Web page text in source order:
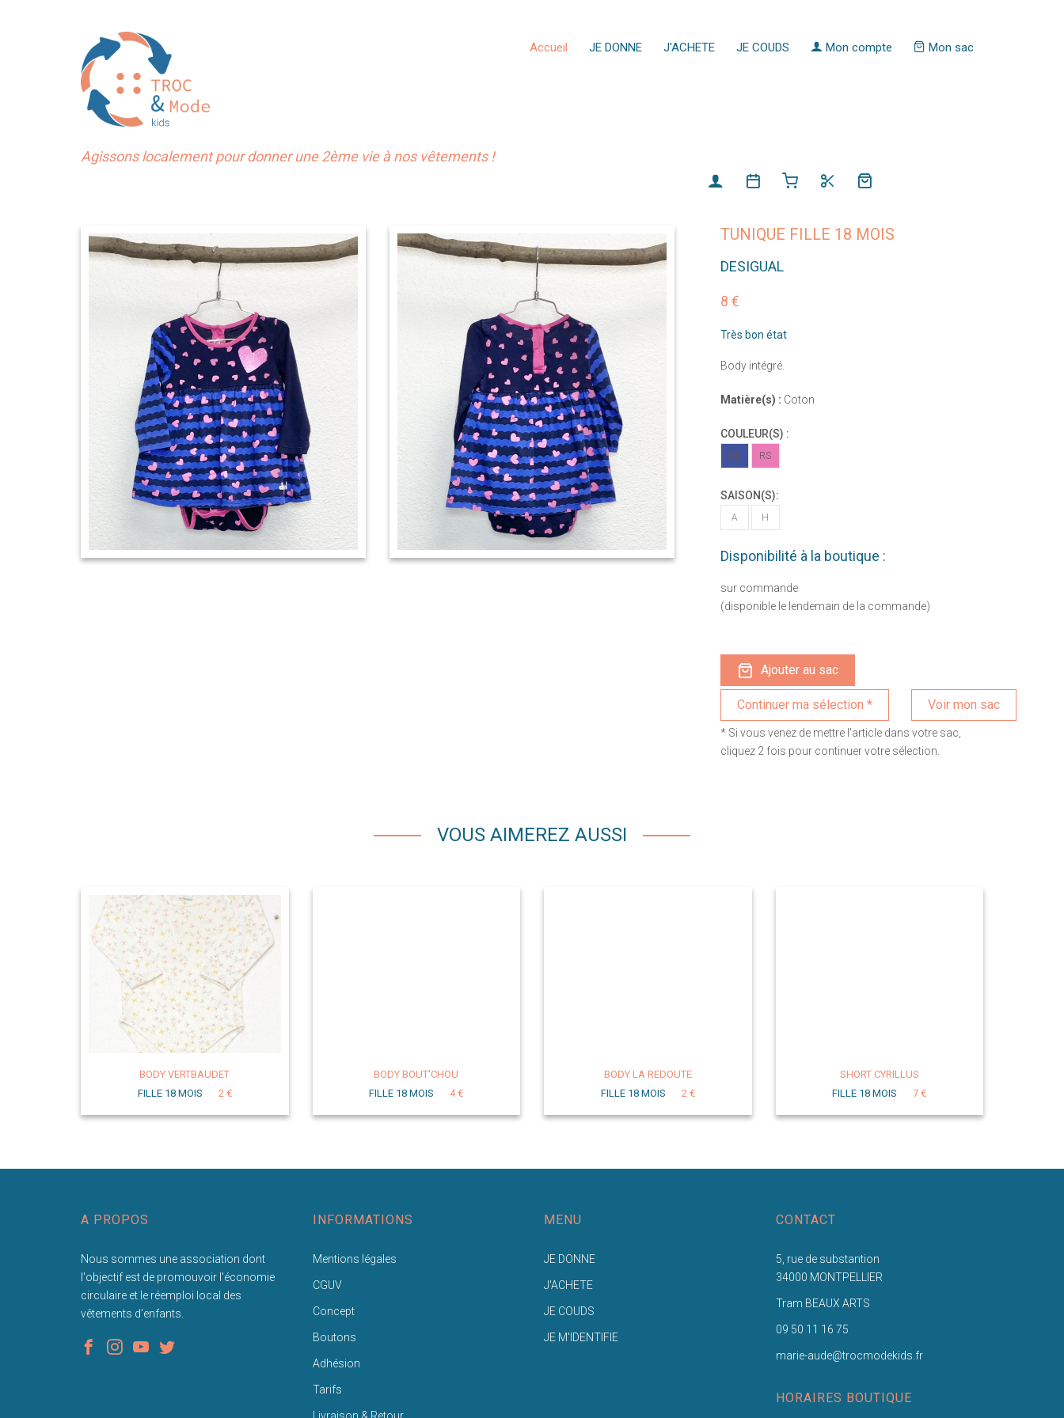
Accueil JE DONNE J'ACHETE JE COUDS Mon compte Mon sac
Agissons localement pour donner une 2ème vie à nos vêtements !
TUNIQUE FILLE 18 MOIS
DESIGUAL
8 €
Très bon état
Body intégré.
Matière(s) : Coton
COULEUR(S) :
BL RS
SAISON(S):
A H
Disponibilité à la boutique :
sur commande
(disponible le lendemain de la commande)
Ajouter au sac
Voir mon sac
* Si vous venez de mettre l'article dans votre sac,
cliquez 2 fois pour continuer votre sélection.
VOUS AIMEREZ AUSSI
BODY VERTBAUDET
FILLE 18 MOIS
2 €
BODY BOUT'CHOU
FILLE 18 MOIS
4 €
BODY LA REDOUTE
FILLE 18 MOIS
2 €
SHORT CYRILLUS
FILLE 18 MOIS
7 €
A PROPOS
Nous sommes une association dont
l'objectif est de promouvoir l'économie
circulaire et le réemploi local des
vêtements d'enfants.
INFORMATIONS
Mentions légales
CGUV
Concept
Boutons
Adhésion
Tarifs
MENU
JE DONNE
J'ACHETE
JE COUDS
JE M'IDENTIFIE
CONTACT
5, rue de substantion
34000 MONTPELLIER
Tram BEAUX ARTS
09 50 11 16 75
marie-aude@trocmodekids.fr
HORAIRES BOUTIQUE